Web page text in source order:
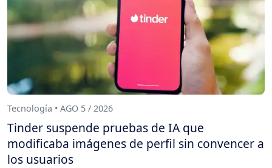
Tecnología • AGO 5 / 2026
Tinder suspende pruebas de IA que
modificaba imágenes de perfil sin convencer a
los usuarios